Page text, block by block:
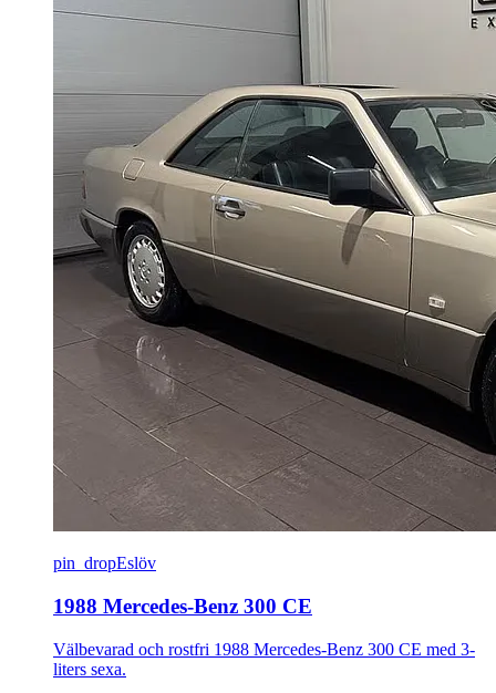
pin_dropEslöv
1988 Mercedes-Benz 300 CE
Välbevarad och rostfri 1988 Mercedes-Benz 300 CE med 3-
liters sexa.